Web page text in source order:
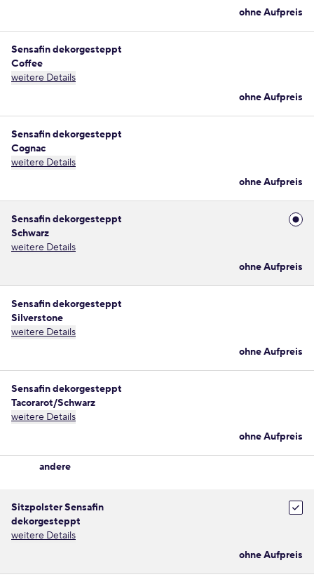
ohne Aufpreis
Sensafin dekorgesteppt
Coffee
weitere Details
ohne Aufpreis
Sensafin dekorgesteppt
Cognac
weitere Details
ohne Aufpreis
Sensafin dekorgesteppt
Schwarz
weitere Details
ohne Aufpreis
Sensafin dekorgesteppt
Silverstone
weitere Details
ohne Aufpreis
Sensafin dekorgesteppt
Tacorarot/Schwarz
weitere Details
ohne Aufpreis
andere
Sitzpolster Sensafin
dekorgesteppt
weitere Details
ohne Aufpreis